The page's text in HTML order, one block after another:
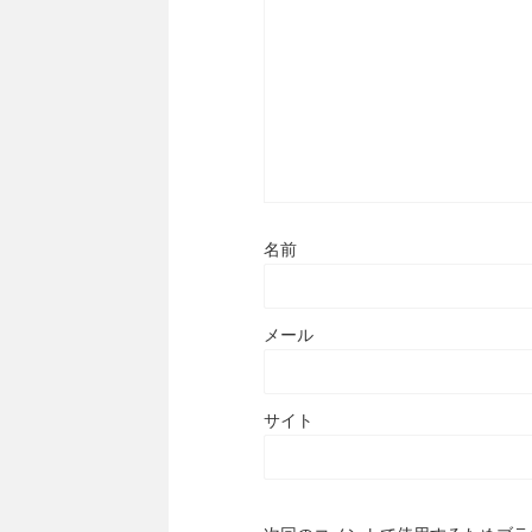
名前
メール
サイト